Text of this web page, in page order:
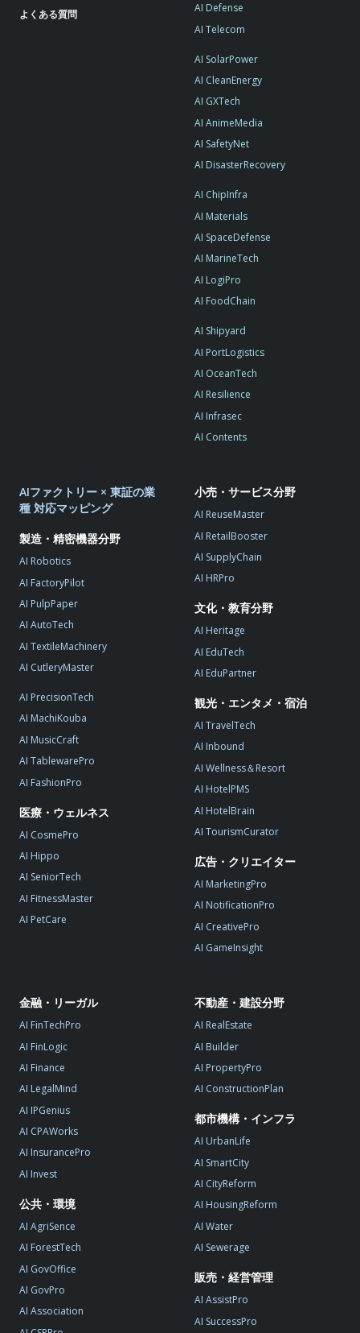
よくある質問
AI Defense
AI Telecom
AI SolarPower
AI CleanEnergy
AI GXTech
AI AnimeMedia
AI SafetyNet
AI DisasterRecovery
AI ChipInfra
AI Materials
AI SpaceDefense
AI MarineTech
AI LogiPro
AI FoodChain
AI Shipyard
AI PortLogistics
AI OceanTech
AI Resilience
AI Infrasec
AI Contents
AIファクトリー × 東証の業
種 対応マッピング
製造・精密機器分野
AI Robotics
AI FactoryPilot
AI PulpPaper
AI AutoTech
AI TextileMachinery
AI CutleryMaster
AI PrecisionTech
AI MachiKouba
AI MusicCraft
AI TablewarePro
AI FashionPro
医療・ウェルネス
AI CosmePro
AI Hippo
AI SeniorTech
AI FitnessMaster
AI PetCare
小売・サービス分野
AI ReuseMaster
AI RetailBooster
AI SupplyChain
AI HRPro
文化・教育分野
AI Heritage
AI EduTech
AI EduPartner
観光・エンタメ・宿泊
AI TravelTech
AI Inbound
AI Wellness＆Resort
AI HotelPMS
AI HotelBrain
AI TourismCurator
広告・クリエイター
AI MarketingPro
AI NotificationPro
AI CreativePro
AI GameInsight
金融・リーガル
AI FinTechPro
AI FinLogic
AI Finance
AI LegalMind
AI IPGenius
AI CPAWorks
AI InsurancePro
AI Invest
公共・環境
AI AgriSence
AI ForestTech
AI GovOffice
AI GovPro
AI Association
不動産・建設分野
AI RealEstate
AI Builder
AI PropertyPro
AI ConstructionPlan
都市機構・インフラ
AI UrbanLife
AI SmartCity
AI CityReform
AI HousingReform
AI Water
AI Sewerage
販売・経営管理
AI AssistPro
AI SuccessPro